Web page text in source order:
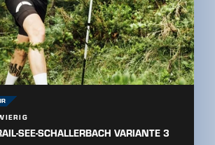
SEE-SCHALLERBACH VARIANTE 3